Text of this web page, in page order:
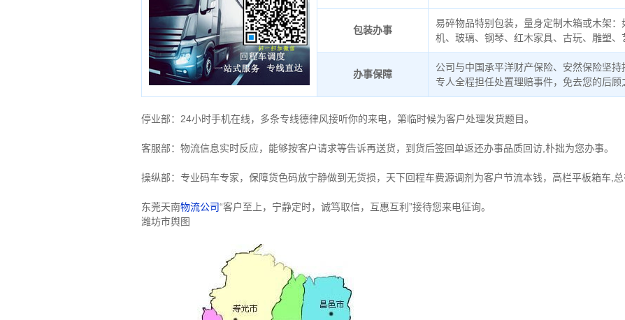
包装办事
易碎物品特别包装，量身定制木箱或木架
机、玻璃、钢琴、红木家具、古玩、雕塑、
办事保障
公司与中国承平洋财产保险、安然保险坚
专人全程担任处置理赔事件，免去您的后顾
停业部：24小时手机在线，多条专线德律风接听你的来电，第临时候为客户处理发货题目。
客服部：物流信息实时反应，能够按客户请求等告诉再送货，到货后签回单返还办事品质回访,朴拙为您办事。
操纵部：专业码车专家，保障货色码放宁静做到无货损，天下回程车费源调剂为客户节流本钱，高栏平板箱车,总
东莞天南物流公司“客户至上，宁静定时，诚笃取信，互惠互利”接待您来电征询。
潍坊市舆图